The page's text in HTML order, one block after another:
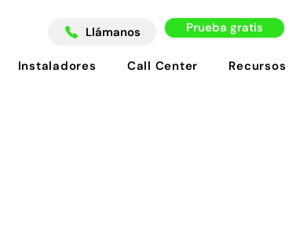
Llámanos Prueba gratis
Instaladores Call Center Recursos